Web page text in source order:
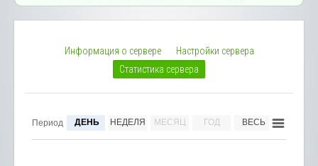
Информация о сервере
Настройки сервера
Статистика сервера
Период ДЕНЬ НЕДЕЛЯ МЕСЯЦ ГОД ВЕСЬ